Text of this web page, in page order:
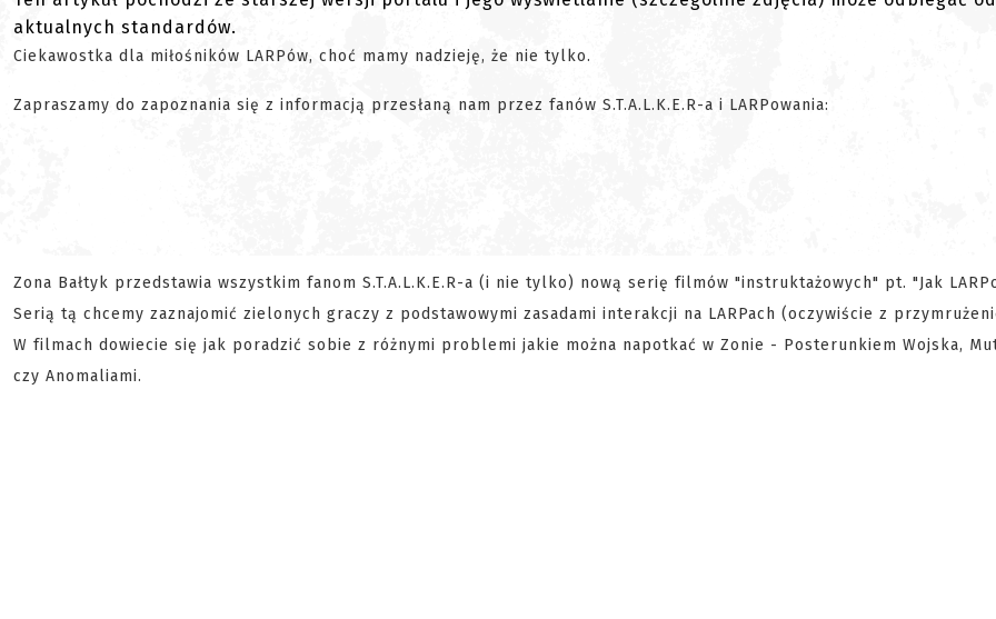
aktualnych standardów.
Ciekawostka dla miłośników LARPów, choć mamy nadzieję, że nie tylko.
Zapraszamy do zapoznania się z informacją przesłaną nam przez fanów S.T.A.L.K.E.R-a i LARPowania:
Zona Bałtyk przedstawia wszystkim fanom S.T.A.L.K.E.R-a (i nie tylko) nową serię filmów "instruktażowych" pt. "Jak
Serią tą chcemy zaznajomić zielonych graczy z podstawowymi zasadami interakcji na LARPach (oczywiście z
W filmach dowiecie się jak poradzić sobie z różnymi problemi jakie można napotkać w Zonie - Posterunkiem Wojska,
czy Anomaliami.